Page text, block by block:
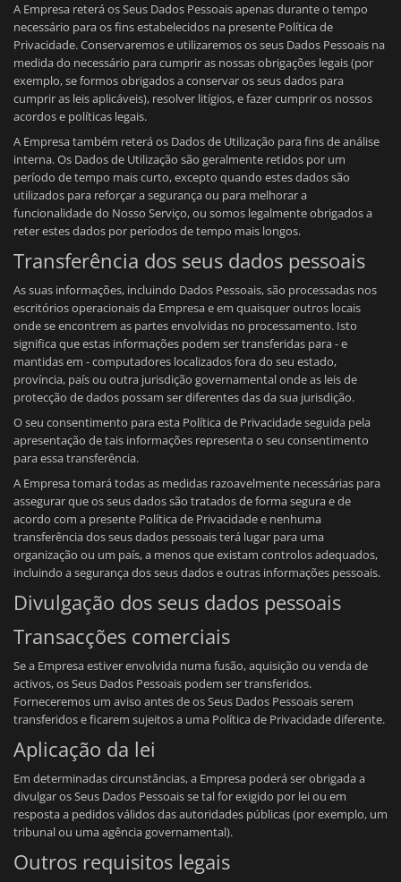
A Empresa reterá os Seus Dados Pessoais apenas durante o tempo
necessário para os fins estabelecidos na presente Política de
Privacidade. Conservaremos e utilizaremos os seus Dados Pessoais na
medida do necessário para cumprir as nossas obrigações legais (por
exemplo, se formos obrigados a conservar os seus dados para
cumprir as leis aplicáveis), resolver litígios, e fazer cumprir os nossos
acordos e políticas legais.
A Empresa também reterá os Dados de Utilização para fins de análise
interna. Os Dados de Utilização são geralmente retidos por um
período de tempo mais curto, excepto quando estes dados são
utilizados para reforçar a segurança ou para melhorar a
funcionalidade do Nosso Serviço, ou somos legalmente obrigados a
reter estes dados por períodos de tempo mais longos.
Transferência dos seus dados pessoais
As suas informações, incluindo Dados Pessoais, são processadas nos
escritórios operacionais da Empresa e em quaisquer outros locais
onde se encontrem as partes envolvidas no processamento. Isto
significa que estas informações podem ser transferidas para - e
mantidas em - computadores localizados fora do seu estado,
província, país ou outra jurisdição governamental onde as leis de
protecção de dados possam ser diferentes das da sua jurisdição.
O seu consentimento para esta Política de Privacidade seguida pela
apresentação de tais informações representa o seu consentimento
para essa transferência.
A Empresa tomará todas as medidas razoavelmente necessárias para
assegurar que os seus dados são tratados de forma segura e de
acordo com a presente Política de Privacidade e nenhuma
transferência dos seus dados pessoais terá lugar para uma
organização ou um país, a menos que existam controlos adequados,
incluindo a segurança dos seus dados e outras informações pessoais.
Divulgação dos seus dados pessoais
Transacções comerciais
Se a Empresa estiver envolvida numa fusão, aquisição ou venda de
activos, os Seus Dados Pessoais podem ser transferidos.
Forneceremos um aviso antes de os Seus Dados Pessoais serem
transferidos e ficarem sujeitos a uma Política de Privacidade diferente.
Aplicação da lei
Em determinadas circunstâncias, a Empresa poderá ser obrigada a
divulgar os Seus Dados Pessoais se tal for exigido por lei ou em
resposta a pedidos válidos das autoridades públicas (por exemplo, um
tribunal ou uma agência governamental).
Outros requisitos legais